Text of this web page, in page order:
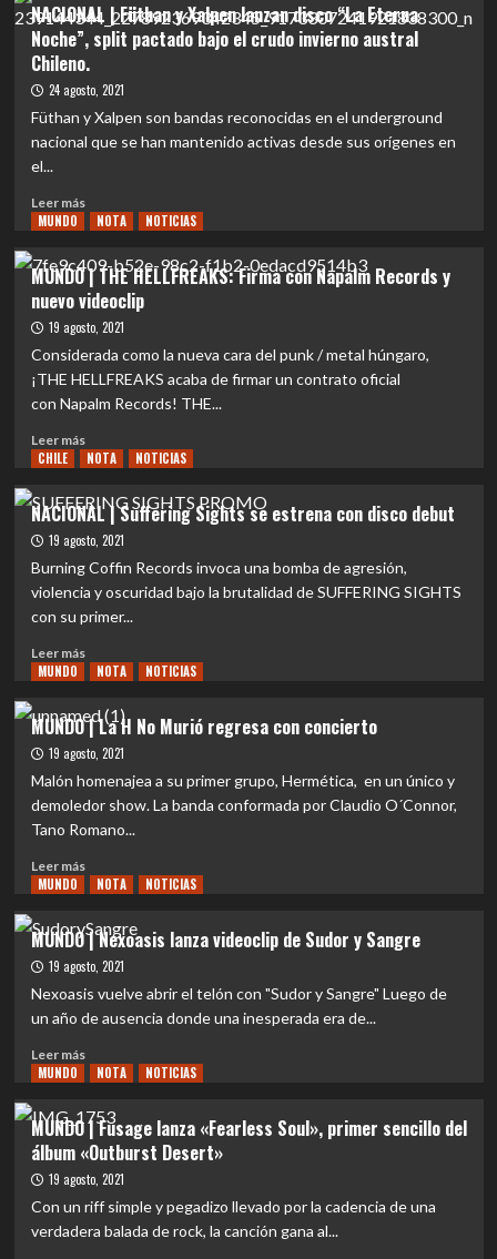
la
muerte
en
plena
|
CEDE
aterriza
con
profunda
reflexión
“No
podrán
NACIONAL | Füthan y Xalpen lanzan disco “La Eterna
Noche”, split pactado bajo el crudo invierno austral
Chileno.
24 agosto, 2021
Füthan y Xalpen son bandas reconocidas en el underground
nacional que se han mantenido activas desde sus orígenes en
el...
Leer másLeer
más
NACIONAL
|
Füthan
y
Xalpen
disco
“La
Noche”,
split
pactado
bajo
el
invierno
austral
Chileno.
MUNDO NOTA NOTICIAS
MUNDO | THE HELLFREAKS: Firma con Napalm Records y
nuevo videoclip
19 agosto, 2021
Considerada como la nueva cara del punk / metal húngaro,
¡THE HELLFREAKS acaba de firmar un contrato oficial
con Napalm Records! THE...
Leer másLeer
más
MUNDO
|
THE
HELLFREAKS:
con
Napalm
Records
videoclip
CHILE NOTA NOTICIAS
NACIONAL | Suffering Sights se estrena con disco debut
19 agosto, 2021
Burning Coffin Records invoca una bomba de agresión,
violencia y oscuridad bajo la brutalidad de SUFFERING SIGHTS
con su primer...
Leer másLeer
más
NACIONAL
|
Suffering
Sights
se
con
disco
debut
MUNDO NOTA NOTICIAS
MUNDO | La H No Murió regresa con concierto
19 agosto, 2021
Malón homenajea a su primer grupo, Hermética, en un único y
demoledor show. La banda conformada por Claudio O´Connor,
Tano Romano...
Leer másLeer
más
MUNDO
|
La
H
No
regresa
con
MUNDO NOTA NOTICIAS
MUNDO | Nexoasis lanza videoclip de Sudor y Sangre
19 agosto, 2021
Nexoasis vuelve abrir el telón con "Sudor y Sangre" Luego de
un año de ausencia donde una inesperada era de...
Leer másLeer
más
MUNDO
|
Nexoasis
lanza
videoclip
Sudor
MUNDO NOTA NOTICIAS
MUNDO | Fusage lanza «Fearless Soul», primer sencillo del
álbum «Outburst Desert»
19 agosto, 2021
Con un riff simple y pegadizo llevado por la cadencia de una
verdadera balada de rock, la canción gana al...